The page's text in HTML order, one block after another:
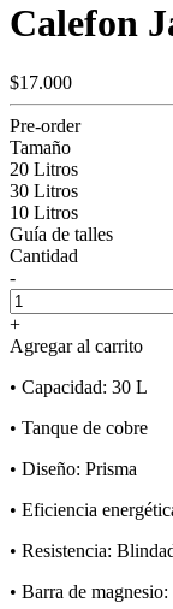
Calefon
$17.000
Pre-order
Tamaño
20 Litros
30 Litros
10 Litros
Guía de talles
Cantidad
-
+
Agregar al carrito
• Capacidad: 30 L
• Tanque de cobre
• Diseño: Prisma
• Eficiencia
• Resistencia:
• Barra de